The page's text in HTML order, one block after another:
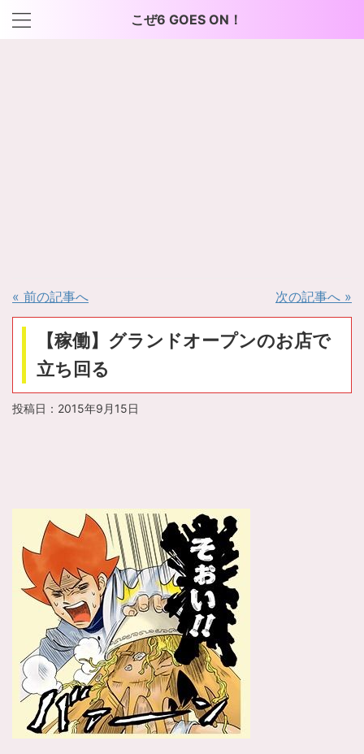
こぜ6 GOES ON！
« 前の記事へ 次の記事へ »
【稼働】グランドオープンのお店で
立ち回る
投稿日： 2015年9月15日